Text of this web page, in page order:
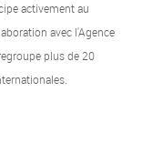
activement au
avec l'Agence
plus de 20